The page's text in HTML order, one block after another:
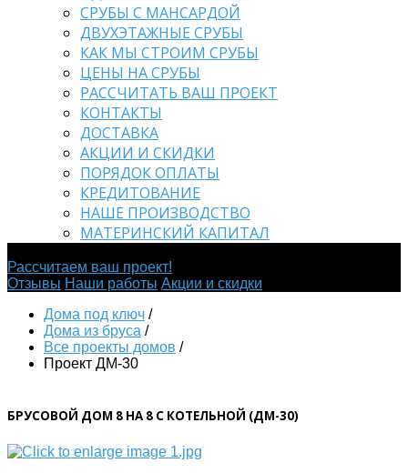
СРУБЫ С МАНСАРДОЙ
ДВУХЭТАЖНЫЕ СРУБЫ
КАК МЫ СТРОИМ СРУБЫ
ЦЕНЫ НА СРУБЫ
РАССЧИТАТЬ ВАШ ПРОЕКТ
КОНТАКТЫ
ДОСТАВКА
АКЦИИ И СКИДКИ
ПОРЯДОК ОПЛАТЫ
КРЕДИТОВАНИЕ
НАШЕ ПРОИЗВОДСТВО
МАТЕРИНСКИЙ КАПИТАЛ
Рассчитаем ваш проект!
Отзывы Наши работы Акции и скидки
Дома под ключ /
Дома из бруса /
Все проекты домов /
Проект ДМ-30
БРУСОВОЙ ДОМ 8 НА 8 С КОТЕЛЬНОЙ (ДМ-30)